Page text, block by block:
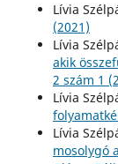
Lívia
(2021)
Lívia
akik
2 szám 1
Lívia
Lívia
mosolygó